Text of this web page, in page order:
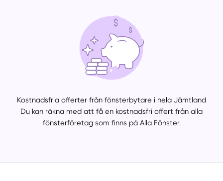
Kostnadsfria offerter från fönsterbytare i hela Jämtland
Du kan räkna med att få en kostnadsfri offert från alla
fönsterföretag som finns på Alla Fönster.